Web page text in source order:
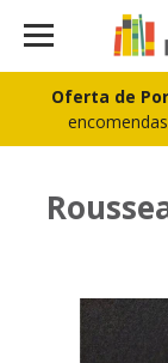
Oferta de